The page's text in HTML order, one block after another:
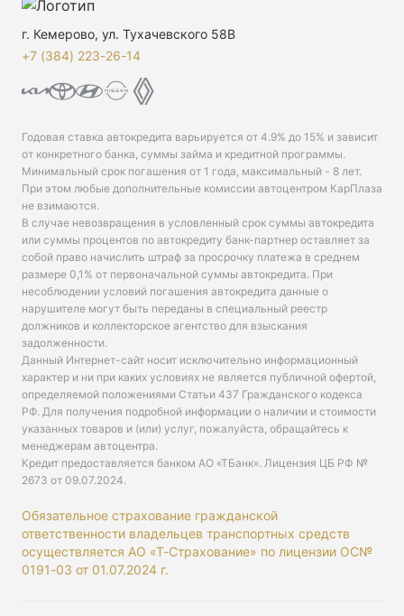
г. Кемерово, ул. Тухачевского 58В
+7 (384) 223-26-14‬
Годовая ставка автокредита варьируется от 4.9% до 15% и зависит
от конкретного банка, суммы займа и кредитной программы.
Минимальный срок погашения от 1 года, максимальный - 8 лет.
При этом любые дополнительные комиссии автоцентром КарПлаза
не взимаются.
В случае невозвращения в условленный срок суммы автокредита
или суммы процентов по автокредиту банк-партнер оставляет за
собой право начислить штраф за просрочку платежа в среднем
размере 0,1% от первоначальной суммы автокредита. При
несоблюдении условий погашения автокредита данные о
нарушителе могут быть переданы в специальный реестр
должников и коллекторское агентство для взыскания
задолженности.
Данный Интернет-сайт носит исключительно информационный
характер и ни при каких условиях не является публичной офертой,
определяемой положениями Статьи 437 Гражданского кодекса
РФ. Для получения подробной информации о наличии и стоимости
указанных товаров и (или) услуг, пожалуйста, обращайтесь к
менеджерам автоцентра.
Кредит предоставляется банком АО «ТБанк». Лицензия ЦБ РФ №
2673 от 09.07.2024.
Обязательное страхование гражданской
ответственности владельцев транспортных средств
осуществляется АО «Т-Страхование» по лицензии ОС№
0191-03 от 01.07.2024 г.